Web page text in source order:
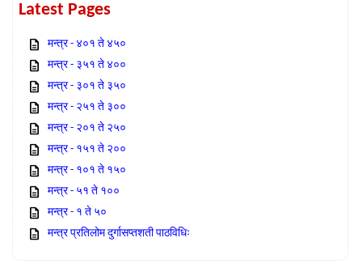
Latest Pages
मन्त्र - ४०१ ते ४५०
मन्त्र - ३५१ ते ४००
मन्त्र - ३०१ ते ३५०
मन्त्र - २५१ ते ३००
मन्त्र - २०१ ते २५०
मन्त्र - १५१ ते २००
मन्त्र - १०१ ते १५०
मन्त्र - ५१ ते १००
मन्त्र - १ ते ५०
मन्त्र प्रतिलोम दुर्गासप्तशती पाठविधिः